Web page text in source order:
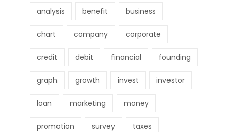
analysis benefit business
chart company corporate
credit debit financial founding
graph growth invest investor
loan marketing money
promotion survey taxes